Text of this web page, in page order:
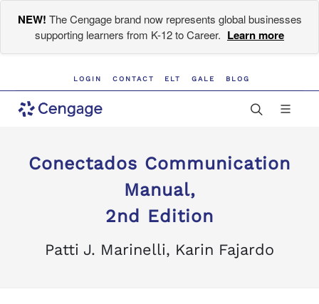
NEW! The Cengage brand now represents global businesses
supporting learners from K-12 to Career. Learn more
LOGIN CONTACT ELT GALE BLOG
Conectados Communication
Manual,
2nd Edition
Patti J. Marinelli, Karin Fajardo